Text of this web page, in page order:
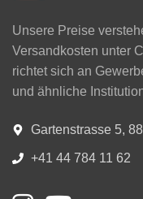
Unsere Preise
Versandkosten unter
richtet sich an
und ähnliche
Gartenstrasse 5,
+41 44 784 11 62